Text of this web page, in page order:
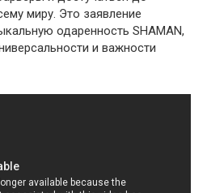
миру. Это заявление
одаренность SHAMAN,
и важности